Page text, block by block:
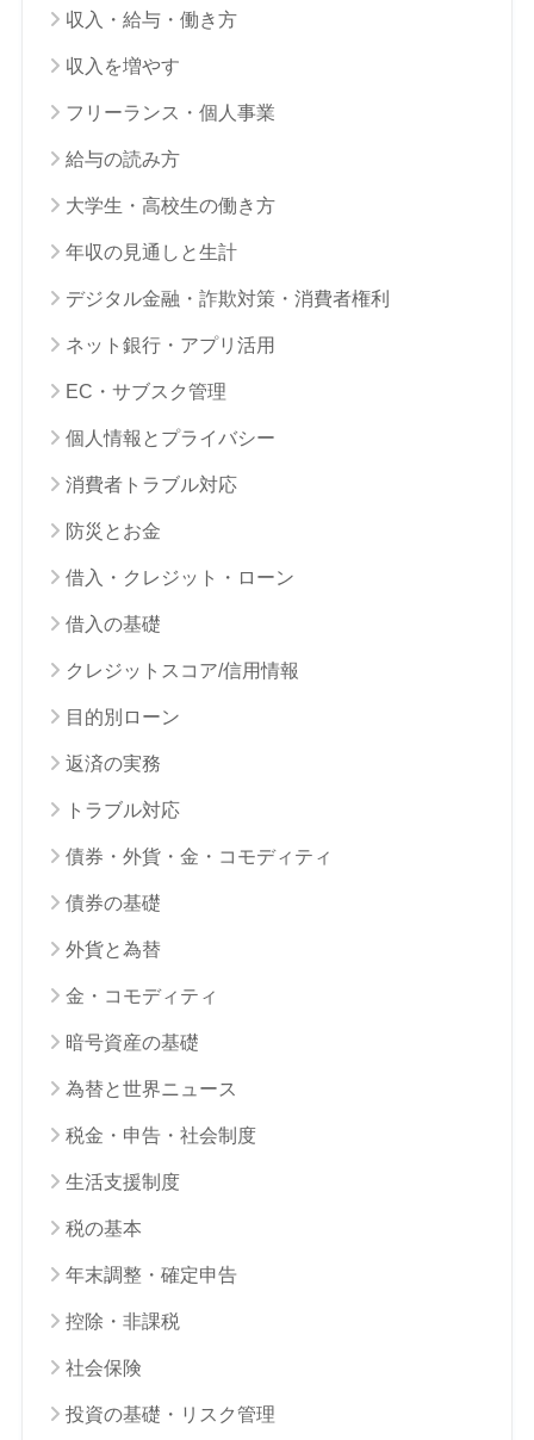
収入・給与・働き方
収入を増やす
フリーランス・個人事業
給与の読み方
大学生・高校生の働き方
年収の見通しと生計
デジタル金融・詐欺対策・消費者権利
ネット銀行・アプリ活用
EC・サブスク管理
個人情報とプライバシー
消費者トラブル対応
防災とお金
借入・クレジット・ローン
借入の基礎
クレジットスコア/信用情報
目的別ローン
返済の実務
トラブル対応
債券・外貨・金・コモディティ
債券の基礎
外貨と為替
金・コモディティ
暗号資産の基礎
為替と世界ニュース
税金・申告・社会制度
生活支援制度
税の基本
年末調整・確定申告
控除・非課税
社会保険
投資の基礎・リスク管理